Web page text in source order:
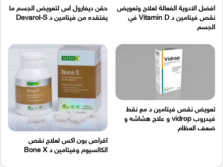
افضل الادوية الفعالة لعلاج وتعويض
نقص فيتامين د Vitamin D في
الجسم
حقن ديفارول اس لتعويض الجسم ما
يفتقده من فيتامين د Devarol-S
تعويض نقص فيتامين د مع نقط
فيدروب vidrop و علاج هشاشه و
ضعف العظام
اقراص بون اكس لعلاج نقص
الكالسيوم وفيتامين د Bone X